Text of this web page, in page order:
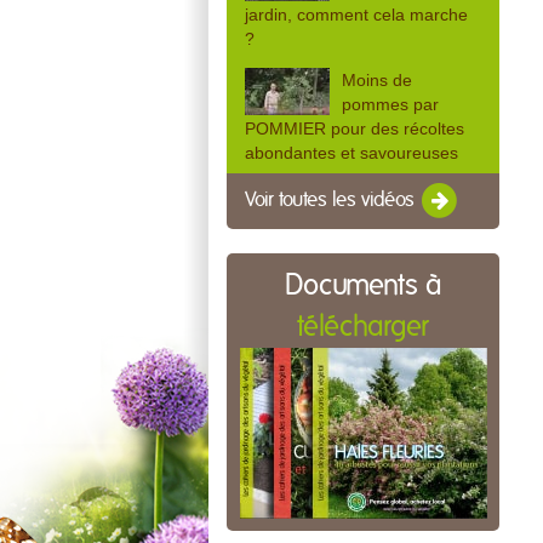
jardin, comment cela marche
?
Moins de
pommes par
POMMIER pour des récoltes
abondantes et savoureuses
Voir toutes les vidéos
Documents à
télécharger